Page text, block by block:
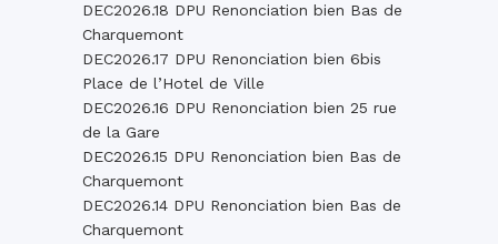
DEC2026.18 DPU Renonciation bien Bas de
Charquemont
DEC2026.17 DPU Renonciation bien 6bis
Place de l’Hotel de Ville
DEC2026.16 DPU Renonciation bien 25 rue
de la Gare
DEC2026.15 DPU Renonciation bien Bas de
Charquemont
DEC2026.14 DPU Renonciation bien Bas de
Charquemont